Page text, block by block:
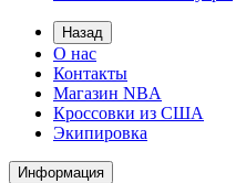
Назад
О нас
Контакты
Магазин NBA
Кроссовки из США
Экипировка
Информация